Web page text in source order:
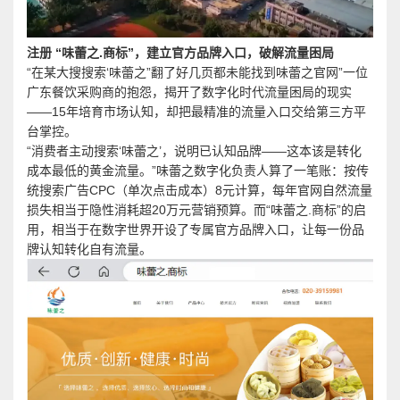
注册 “味蕾之.商标”，建立官方品牌入口，破解流量困局
“在某大搜搜索‘味蕾之”翻了好几页都未能找到味蕾之官网”一位
广东餐饮采购商的抱怨，揭开了数字化时代流量困局的现实
——15年培育市场认知，却把最精准的流量入口交给第三方平
台掌控。
“消费者主动搜索‘味蕾之’，说明已认知品牌——这本该是转化
成本最低的黄金流量。”味蕾之数字化负责人算了一笔账：按传
统搜索广告CPC（单次点击成本）8元计算，每年官网自然流量
损失相当于隐性消耗超20万元营销预算。而“味蕾之.商标”的启
用，相当于在数字世界开设了专属官方品牌入口，让每一份品
牌认知转化自有流量。